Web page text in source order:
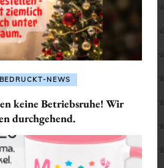
NEWS
keine Betriebsruhe! Wir
durchgehend.